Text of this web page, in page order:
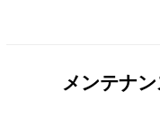
メンテナ